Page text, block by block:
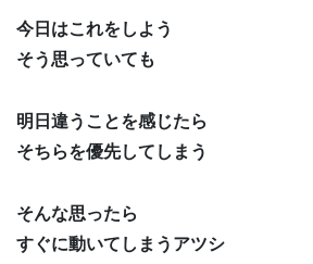
今日はこれをしよう
そう思っていても
明日違うことを感じたら
そちらを優先してしまう
そんな思ったら
すぐに動いてしまうアツシ